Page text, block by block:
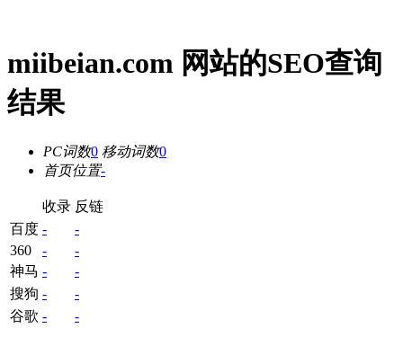
miibeian.com 网站的SEO查询
结果
PC词数0 移动词数0
首页位置-
收录 反链
百度 -
-
360
-
-
神马 -
-
搜狗 -
-
谷歌 - -